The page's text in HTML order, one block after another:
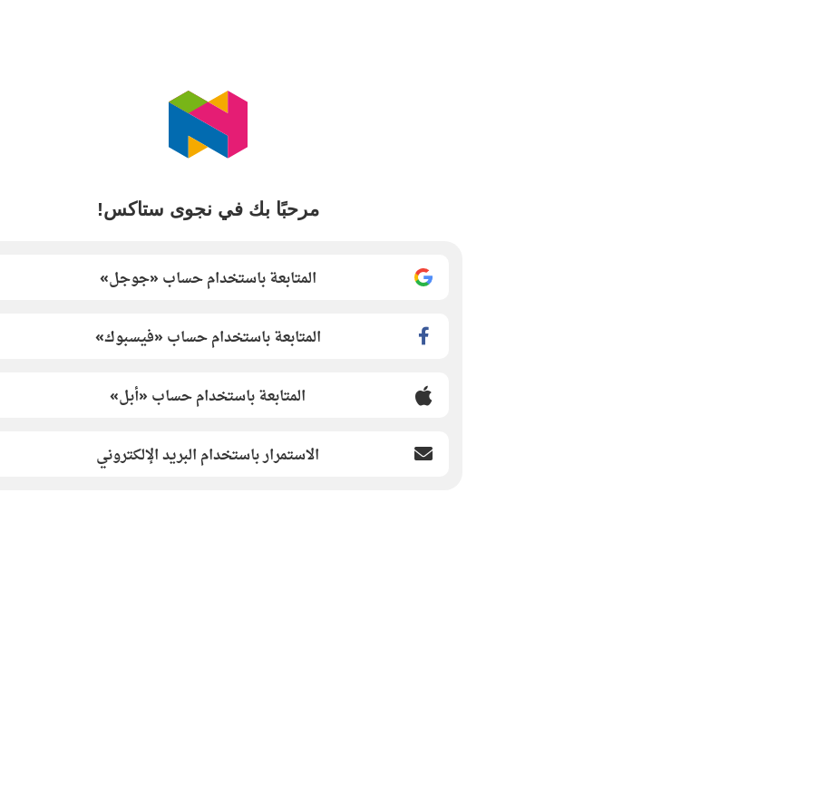
مرحبًا بك في نجوى ستاكس!
المتابعة باستخدام حساب «جوجل»
المتابعة باستخدام حساب «فيسبوك»
المتابعة باستخدام حساب «أبل»
الاستمرار باستخدام البريد الإلكتروني